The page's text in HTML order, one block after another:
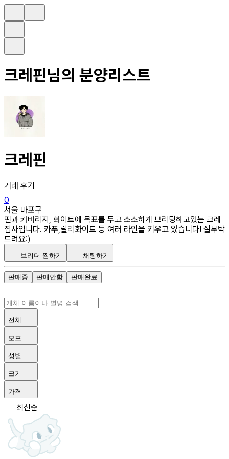
크레핀님의 분양리스트
크레핀
거래 후기
0
서울 마포구
핀과 커버리지, 화이트에 목표를 두고 소소하게 브리딩하고있는 크레
집사입니다. 카푸,릴리화이트 등 여러 라인을 키우고 있습니다! 잘부탁
드려요:)
브리더 찜하기 채팅하기
판매중 판매안함 판매완료
전체
모프
성별
크기
가격
최신순